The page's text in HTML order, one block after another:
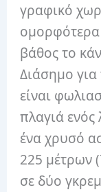
γραφικό
ομορφότερα
βάθος το
Διάσημο
είναι
πλαγιά
ένα χρυσό
225 μέτρων
σε δύο